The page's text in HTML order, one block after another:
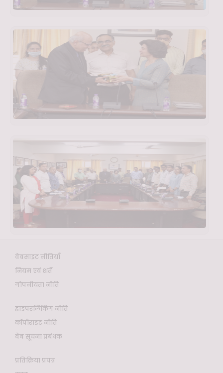
वेबसाइट नीतियाँ
नियम एवं शर्तें
गोपनीयता नीति
हाइपरलिंकिंग नीति
कॉपीराइट नीति
वेब सूचना प्रबंधक
प्रतिक्रिया प्रपत्र